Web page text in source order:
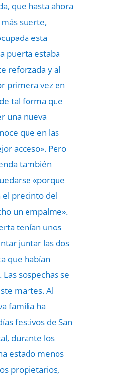
que hasta ahora
suerte,
esta
puerta estaba
reforzada y al
primera vez en
tal forma que
una nueva
que en las
acceso». Pero
también
«porque
el precinto del
un empalme».
tenían unos
juntar las dos
que habían
sospechas se
martes. Al
familia ha
festivos de San
durante los
estado menos
propietarios,